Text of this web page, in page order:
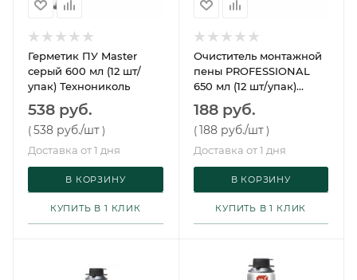
Герметик ПУ Master
серый 600 мл (12 шт/
упак) Технониколь
538 руб.
(538 руб./шт)
Доставка от 1 дня
В КОРЗИНУ
КУПИТЬ В 1 КЛИК
Очиститель монтажной
пены PROFESSIONAL
650 мл (12 шт/упак)
Технониколь
188 руб.
(188 руб./шт )
Доставка от 1 дня
В КОРЗИНУ
КУПИТЬ В 1 КЛИК